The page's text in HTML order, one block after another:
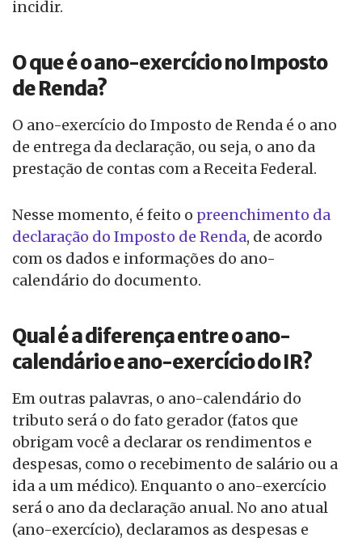
incidir.
O que é o ano-exercício no Imposto
de Renda?
O ano-exercício do Imposto de Renda é o ano
de entrega da declaração, ou seja, o ano da
prestação de contas com a Receita Federal.
Nesse momento, é feito o preenchimento da
declaração do Imposto de Renda, de acordo
com os dados e informações do ano-
calendário do documento.
Qual é a diferença entre o ano-
calendário e ano-exercício do IR?
Em outras palavras, o ano-calendário do
tributo será o do fato gerador (fatos que
obrigam você a declarar os rendimentos e
despesas, como o recebimento de salário ou a
ida a um médico). Enquanto o ano-exercício
será o ano da declaração anual. No ano atual
(ano-exercício), declaramos as despesas e